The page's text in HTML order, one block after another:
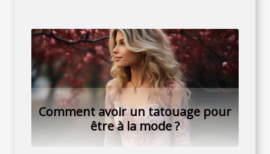
Comment avoir un tatouage pour
être à la mode ?